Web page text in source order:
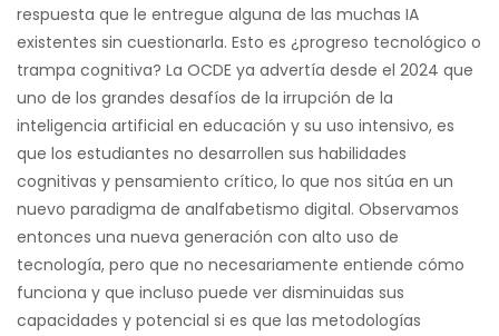
respuesta que le entregue alguna de las muchas IA
existentes sin cuestionarla. Esto es ¿progreso tecnológico o
trampa cognitiva? La OCDE ya advertía desde el 2024 que
uno de los grandes desafíos de la irrupción de la
inteligencia artificial en educación y su uso intensivo, es
que los estudiantes no desarrollen sus habilidades
cognitivas y pensamiento crítico, lo que nos sitúa en un
nuevo paradigma de analfabetismo digital. Observamos
entonces una nueva generación con alto uso de
tecnología, pero que no necesariamente entiende cómo
funciona y que incluso puede ver disminuidas sus
capacidades y potencial si es que las metodologías